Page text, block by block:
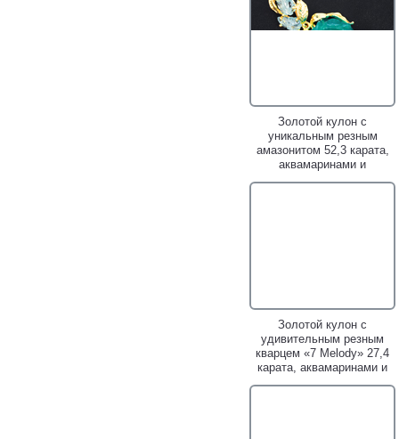
Золотой кулон с
уникальным резным
амазонитом 52,3 карата,
аквамаринами и
изумрудами
Золотой кулон с
удивительным резным
кварцем «7 Melody» 27,4
карата, аквамаринами и
цаворитом